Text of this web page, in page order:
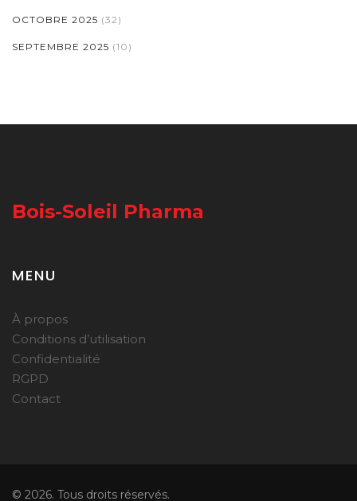
OCTOBRE 2025 (32)
SEPTEMBRE 2025 (10)
Bois-Soleil Pharma
MENU
À propos
Conditions d’utilisation
Confidentialité
RGPD
Contact
© 2026. Tous droits réservés.